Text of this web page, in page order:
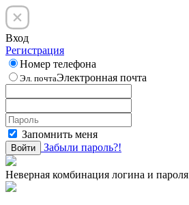
Вход
Регистрация
Номер телефона
Эл. почтаЭлектронная почта
Запомнить меня
Войти Забыли пароль?!
Неверная комбинация логина и пароля